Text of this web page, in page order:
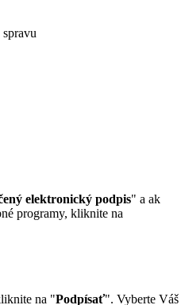
elektronický podpis" a ak
programy, kliknite na
na "Podpísať". Vyberte Váš